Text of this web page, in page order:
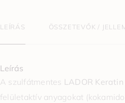
LEÍRÁS ÖSSZETEVŐK /
Leírás
A szulfátmentes LADOR
felületaktív anyagokat